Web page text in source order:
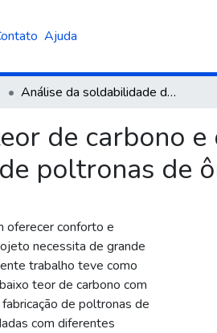
Ajuda
Análise da soldabilidade dos aços com baixo teor de carbono e de alta resistência e baixa liga aplicados à fabricação de poltronas de ônibus
de carbono e
poltronas de
oferecer conforto e
necessita de grande
trabalho teve como
teor de carbono com
de poltronas de
com diferentes